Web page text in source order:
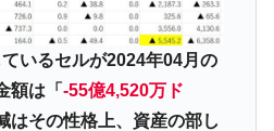
きた李在明。李在明を支持しな
府ボンクラ政策室長が告発され
株価操作であり、空前の国政壟
いるセルが2024年04月の
額は「 -55億4,520万ド
はその性格上、資産の部し